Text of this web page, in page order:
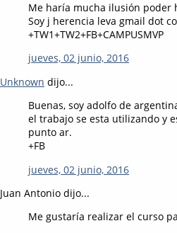
Me haría mucha ilusión poder
Soy j herencia leva gmail dot
+TW1+TW2+FB+CAMPUSMVP
jueves, 02 junio, 2016
Unknown dijo...
Buenas, soy adolfo de
el trabajo se esta utilizando y
punto ar.
+FB
jueves, 02 junio, 2016
Juan Antonio dijo...
Me gustaría realizar el curso